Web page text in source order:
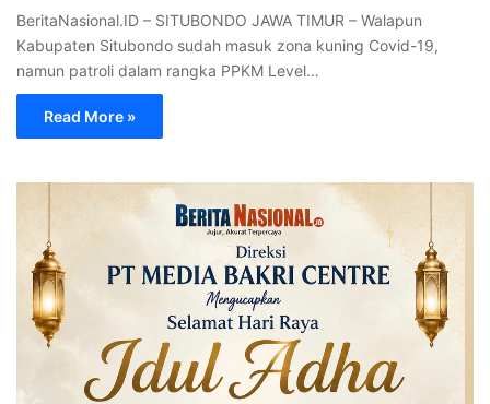
BeritaNasional.ID – SITUBONDO JAWA TIMUR – Walapun
Kabupaten Situbondo sudah masuk zona kuning Covid-19,
namun patroli dalam rangka PPKM Level…
Read More »